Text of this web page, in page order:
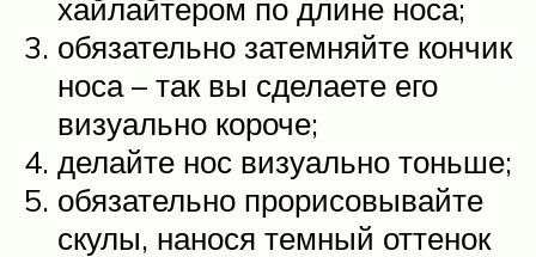
хайлайтером по длине носа;
обязательно затемняйте кончик
носа – так вы сделаете его
визуально короче;
делайте нос визуально тоньше;
обязательно прорисовывайте
скулы, нанося темный оттенок